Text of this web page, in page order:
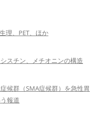
理、PET、ほか
スチン、メチオニンの構造
候群（SMA症候群）を急性胃
報道